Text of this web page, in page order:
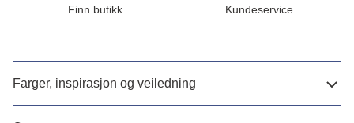
Finn butikk Kundeservice
Farger, inspirasjon og veiledning